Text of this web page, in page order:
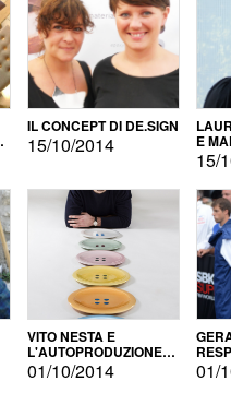
IL CONCEPT DI DE.SIGN
15/10/2014 E
15/
VITO NESTA E
L'AUTOPRODUZIONE
COME RECUPERO DEI
SIMBOLI
01/10/2014 01/